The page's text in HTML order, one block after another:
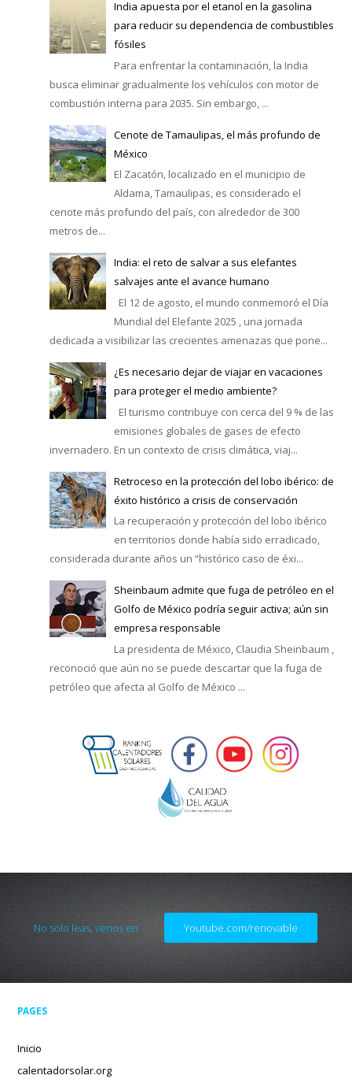
India apuesta por el etanol en la gasolina
para reducir su dependencia de combustibles
fósiles
Para enfrentar la contaminación, la India
busca eliminar gradualmente los vehículos con motor de
combustión interna para 2035. Sin embargo, ...
Cenote de Tamaulipas, el más profundo de
México
El Zacatón, localizado en el municipio de
Aldama, Tamaulipas, es considerado el
cenote más profundo del país, con alrededor de 300
metros de...
India: el reto de salvar a sus elefantes
salvajes ante el avance humano
El 12 de agosto, el mundo conmemoró el Día
Mundial del Elefante 2025 , una jornada
dedicada a visibilizar las crecientes amenazas que pone...
¿Es necesario dejar de viajar en vacaciones
para proteger el medio ambiente?
El turismo contribuye con cerca del 9 % de las
emisiones globales de gases de efecto
invernadero. En un contexto de crisis climática, viaj...
Retroceso en la protección del lobo ibérico: de
éxito histórico a crisis de conservación
La recuperación y protección del lobo ibérico
en territorios donde había sido erradicado,
considerada durante años un “histórico caso de éxi...
Sheinbaum admite que fuga de petróleo en el
Golfo de México podría seguir activa; aún sin
empresa responsable
La presidenta de México, Claudia Sheinbaum ,
reconoció que aún no se puede descartar que la fuga de
petróleo que afecta al Golfo de México ...
No solo leas, venos en Youtube.com/renovable
PAGES
Inicio
calentadorsolar.org